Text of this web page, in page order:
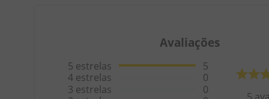
Avaliações
5 estrelas
4 estrelas
3 estrelas
5
0
0